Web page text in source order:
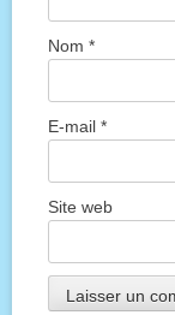
Nom *
E-mail *
Site web